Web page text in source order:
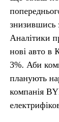
знизившись
Аналітики
нові авто в
3%. Аби
планують
компанія